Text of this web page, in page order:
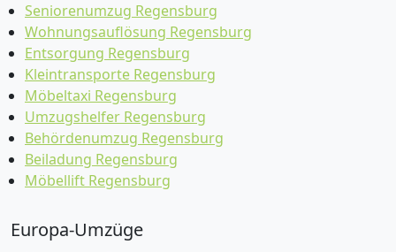
Seniorenumzug Regensburg
Wohnungsauflösung Regensburg
Entsorgung Regensburg
Kleintransporte Regensburg
Möbeltaxi Regensburg
Umzugshelfer Regensburg
Behördenumzug Regensburg
Beiladung Regensburg
Möbellift Regensburg
Europa-Umzüge